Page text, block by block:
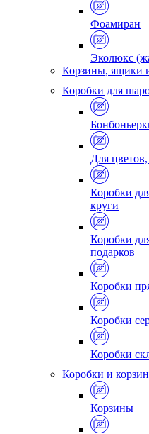
Фоамиран
Эколюкс
Корзины, ящики
Коробки для
Для
Коробки
круги
Коробки
подарков
Коробки
Коробки
Коробки
Коробки и
Корзины